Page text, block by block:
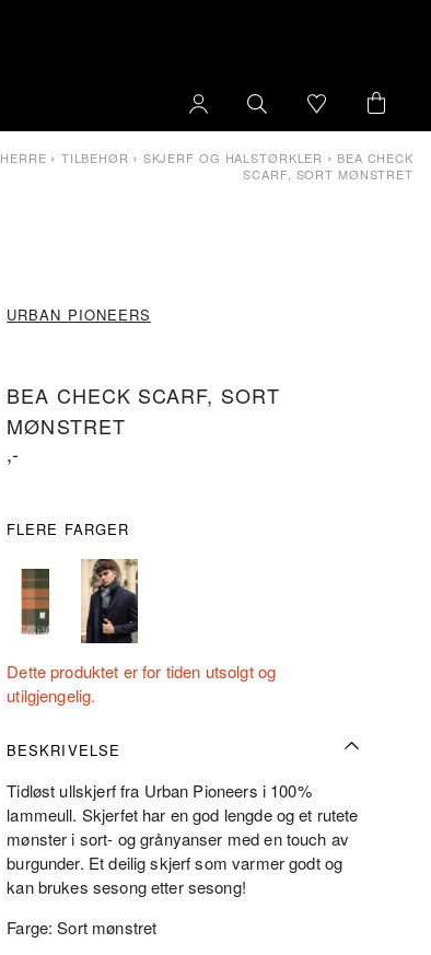
URBAN PIONEERS
BEA CHECK SCARF, SORT
MØNSTRET
,-
FLERE FARGER
HERRE › TILBEHØR › SKJERF OG HALSTØRKLER › BEA CHECK
SCARF, SORT MØNSTRET
Dette produktet er for tiden utsolgt og
utilgjengelig.
BESKRIVELSE
Tidløst ullskjerf fra Urban Pioneers i 100%
lammeull. Skjerfet har en god lengde og et rutete
mønster i sort- og grånyanser med en touch av
burgunder. Et deilig skjerf som varmer godt og
kan brukes sesong etter sesong!
Farge: Sort mønstret